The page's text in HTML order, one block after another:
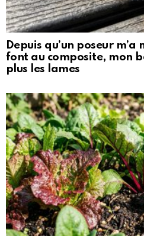
Depuis qu’un poseur m’a
font au composite, mon
plus les lames